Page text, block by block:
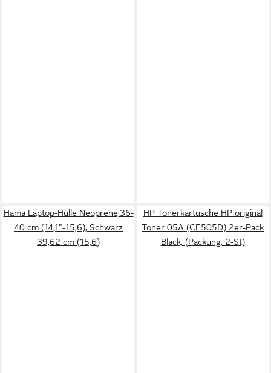
Hama Laptop-Hülle Neoprene,36-
40 cm (14,1"-15,6), Schwarz
39,62 cm (15,6)
HP Tonerkartusche HP original
Toner 05A (CE505D) 2er-Pack
Black, (Packung, 2-St)